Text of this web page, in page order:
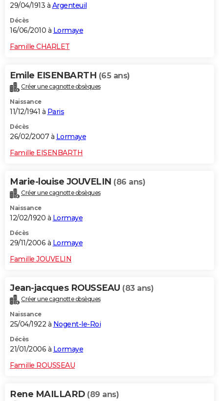
29/04/1913 à Argenteuil
Décès
16/06/2010 à Lormaye
Famille CHARLET
Emile EISENBARTH (65 ans)
Créer une cagnotte obsèques
Naissance
11/12/1941 à Paris
Décès
26/02/2007 à Lormaye
Famille EISENBARTH
Marie-louise JOUVELIN (86 ans)
Créer une cagnotte obsèques
Naissance
12/02/1920 à Lormaye
Décès
29/11/2006 à Lormaye
Famille JOUVELIN
Jean-jacques ROUSSEAU (83 ans)
Créer une cagnotte obsèques
Naissance
25/04/1922 à Nogent-le-Roi
Décès
21/01/2006 à Lormaye
Famille ROUSSEAU
Rene MAILLARD (89 ans)